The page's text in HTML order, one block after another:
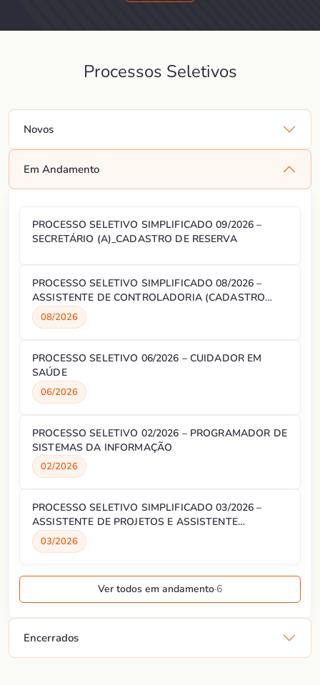
Processos Seletivos
Novos
Em Andamento
PROCESSO SELETIVO SIMPLIFICADO 09/2026 –
SECRETÁRIO (A)_CADASTRO DE RESERVA
PROCESSO SELETIVO SIMPLIFICADO 08/2026 –
ASSISTENTE DE CONTROLADORIA (CADASTRO
RESERVA)
08/2026
PROCESSO SELETIVO 06/2026 – CUIDADOR EM
SAÚDE
06/2026
PROCESSO SELETIVO 02/2026 – PROGRAMADOR DE
SISTEMAS DA INFORMAÇÃO
02/2026
PROCESSO SELETIVO SIMPLIFICADO 03/2026 –
ASSISTENTE DE PROJETOS E ASSISTENTE
ADMINISTRATIVO
03/2026
Ver todos em andamento·6
Encerrados